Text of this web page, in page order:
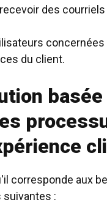
des courriels
du client.
corresponde aux
: